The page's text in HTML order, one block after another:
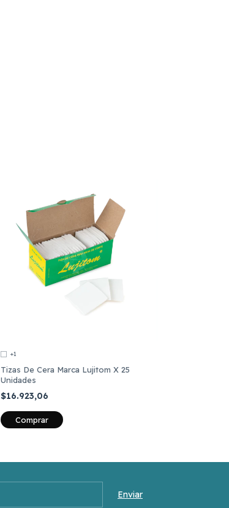
+1
Tizas De Cera Marca Lujitom X 25
Unidades
$16.923,06
Comprar